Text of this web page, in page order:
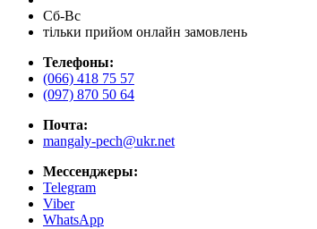
Сб-Вс
тільки прийом онлайн замовлень
Телефоны:
(066) 418 75 57
(097) 870 50 64
Почта:
mangaly-pech@ukr.net
Мессенджеры:
Telegram
Viber
WhatsApp